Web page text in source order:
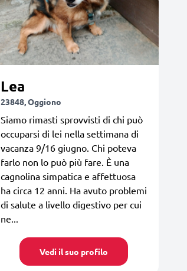
Lea
23848, Oggiono
Siamo rimasti sprovvisti di chi può
occuparsi di lei nella settimana di
vacanza 9/16 giugno. Chi poteva
farlo non lo può più fare. È una
cagnolina simpatica e affettuosa
ha circa 12 anni. Ha avuto problemi
di salute a livello digestivo per cui
ne...
Vedi il suo profilo